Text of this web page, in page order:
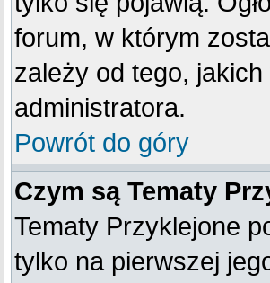
forum, w którym
zależy od tego,
administratora.
Powrót do góry
Czym są Tematy
Tematy Przyklejone
tylko na pierwszej